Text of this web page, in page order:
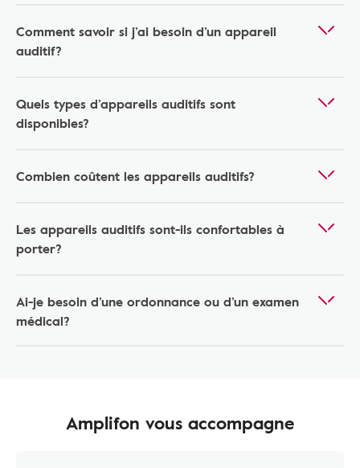
Comment savoir si j’ai besoin d’un appareil
auditif?
Quels types d’appareils auditifs sont
disponibles?
Combien coûtent les appareils auditifs?
Les appareils auditifs sont-ils confortables à
porter?
Ai-je besoin d’une ordonnance ou d’un examen
médical?
Amplifon vous accompagne